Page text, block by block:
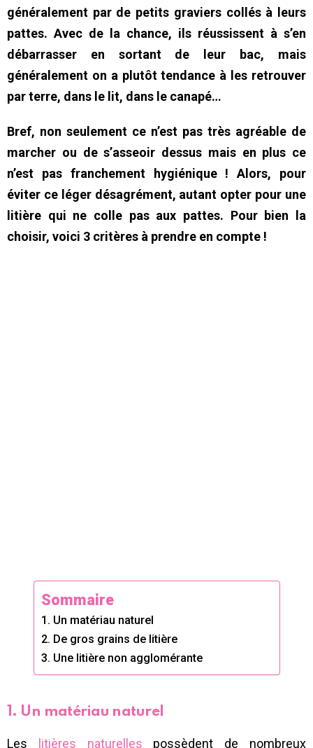
généralement par de petits graviers collés à leurs
pattes. Avec de la chance, ils réussissent à s’en
débarrasser en sortant de leur bac, mais
généralement on a plutôt tendance à les retrouver
par terre, dans le lit, dans le canapé…
Bref, non seulement ce n’est pas très agréable de
marcher ou de s’asseoir dessus mais en plus ce
n’est pas franchement hygiénique ! Alors, pour
éviter ce léger désagrément, autant opter pour une
litière qui ne colle pas aux pattes. Pour bien la
choisir, voici 3 critères à prendre en compte !
Sommaire
1. Un matériau naturel
2. De gros grains de litière
3. Une litière non agglomérante
1. Un matériau naturel
Les litières naturelles possèdent de nombreux